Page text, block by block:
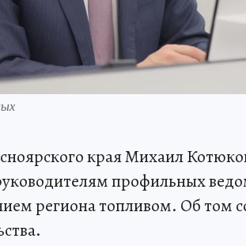
края Михаил
профильных
региона топливом. Об том